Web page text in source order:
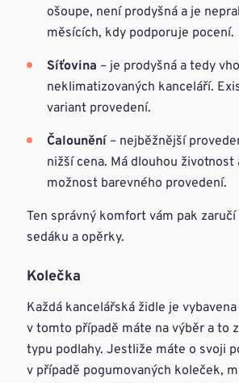
ošoupe, není prodyšná a je
měsících, kdy podporuje pocení.
Síťovina – je prodyšná a tedy
neklimatizovaných kanceláří.
variant provedení.
Čalounění – nejběžnější
nižší cena. Má dlouhou
možnost barevného provedení.
Ten správný komfort vám pak
sedáku a opěrky.
Kolečka
Každá kancelářská židle je
v tomto případě máte na výběr a to
typu podlahy. Jestliže máte o svoji
v případě pogumovaných koleček,